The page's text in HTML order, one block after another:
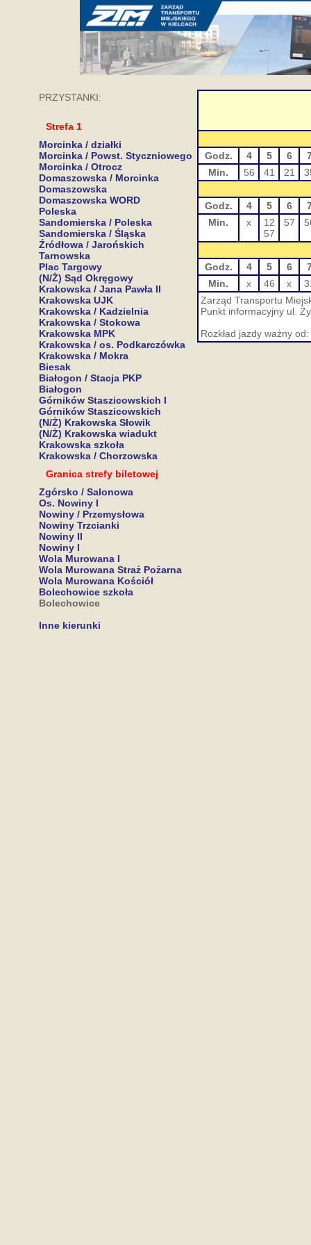
PRZYSTANKI:
Strefa 1
Morcinka / działki
Morcinka / Powst. Styczniowego
Morcinka / Otrocz
Domaszowska / Morcinka
Domaszowska
Domaszowska WORD
Poleska
Sandomierska / Poleska
Sandomierska / Śląska
Źródłowa / Jarońskich
Tarnowska
Plac Targowy
(N/Ż) Sąd Okręgowy
Krakowska / Jana Pawła II
Krakowska UJK
Krakowska / Kadzielnia
Krakowska / Stokowa
Krakowska MPK
Krakowska / os. Podkarczówka
Krakowska / Mokra
Biesak
Białogon / Stacja PKP
Białogon
Górników Staszicowskich I
Górników Staszicowskich
(N/Ż) Krakowska Słowik
(N/Ż) Krakowska wiadukt
Krakowska szkoła
Krakowska / Chorzowska
Granica strefy biletowej
Zgórsko / Salonowa
Os. Nowiny I
Nowiny / Przemysłowa
Nowiny Trzcianki
Nowiny II
Nowiny I
Wola Murowana I
Wola Murowana Straż Pożarna
Wola Murowana Kościół
Bolechowice szkoła
Bolechowice
Inne kierunki
Godz. 4 5 6
Min.
56 41 21
Godz. 4 5 6
Min.
x
12
57
57
Godz. 4 5 6
Min.
x 46 x
Zarząd Transportu
Punkt informacyjny ul.
Rozkład jazdy ważny